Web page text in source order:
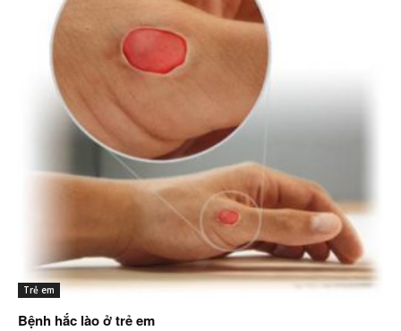
Trẻ em
Bệnh hắc lào ở trẻ em